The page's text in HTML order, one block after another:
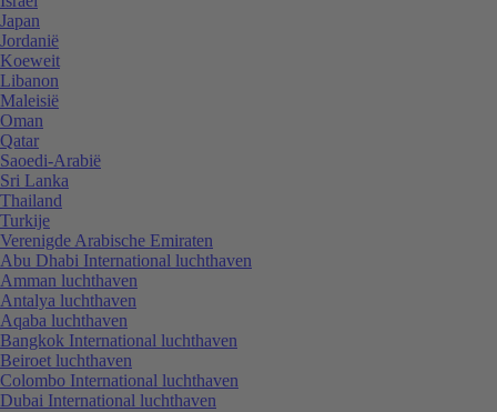
Japan
Jordanië
Koeweit
Libanon
Maleisië
Oman
Qatar
Saoedi-Arabië
Sri Lanka
Thailand
Turkije
Verenigde Arabische Emiraten
Abu Dhabi International luchthaven
Amman luchthaven
Antalya luchthaven
Aqaba luchthaven
Bangkok International luchthaven
Beiroet luchthaven
Colombo International luchthaven
Dubai International luchthaven